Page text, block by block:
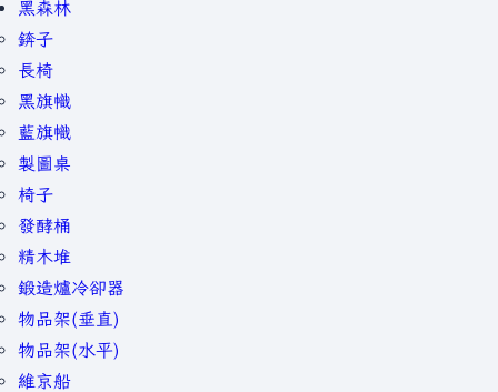
黑森林
錛子
長椅
黑旗幟
藍旗幟
製圖桌
椅子
發酵桶
精木堆
鍛造爐冷卻器
物品架(垂直)
物品架(水平)
維京船